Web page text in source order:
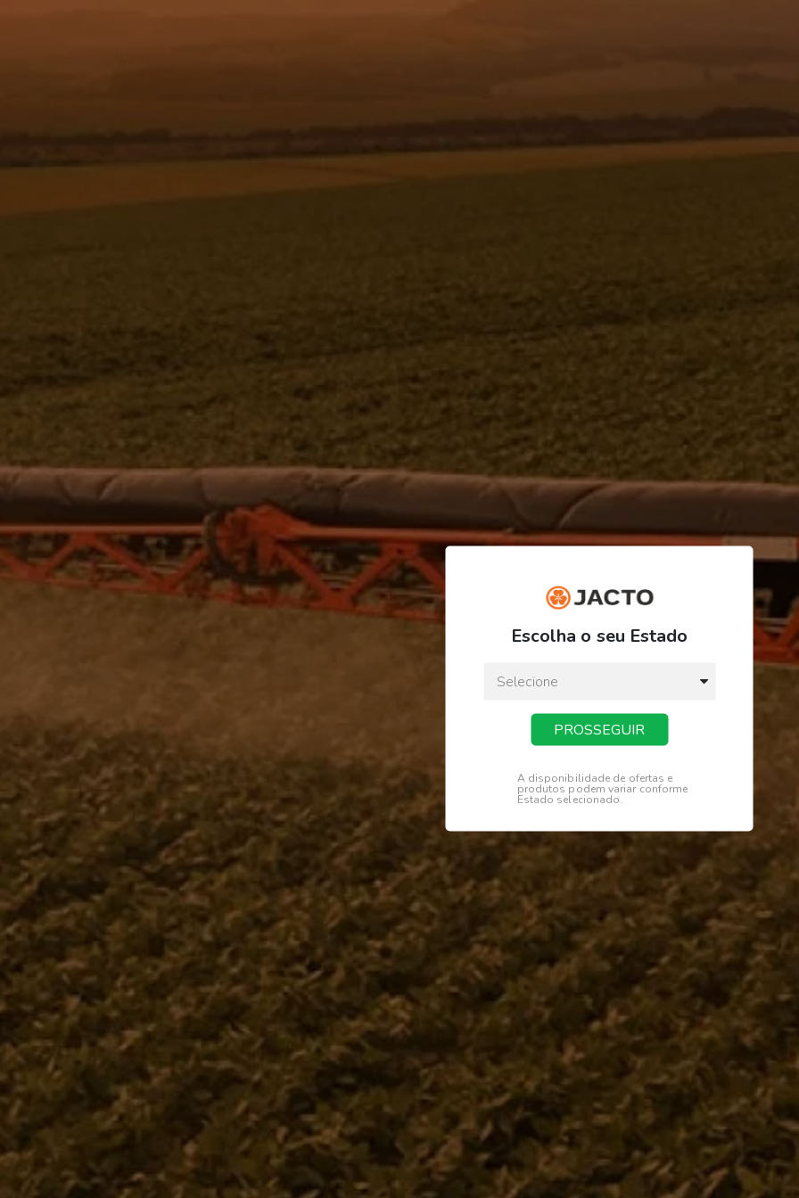
833814
Descrição Especificações
Parafuso UNC 5/16-18
Receba novidades
Fique por dentro de tudo na Jacto.
Institucional
Quem Somos
Politica de Privacidade
Termos e Condições de Uso
Dúvidas
Central de Atendimento
Como Comprar
Perguntas Frequentes - FAQ
Fale Conosco
Telefone
0800 772 2100
WhatsApp (Somente Mensagens)
14 98144 1403
Escolha o seu Estado
PROSSEGUIR
A disponibilidade de ofertas e
produtos podem variar conforme
Estado selecionado.